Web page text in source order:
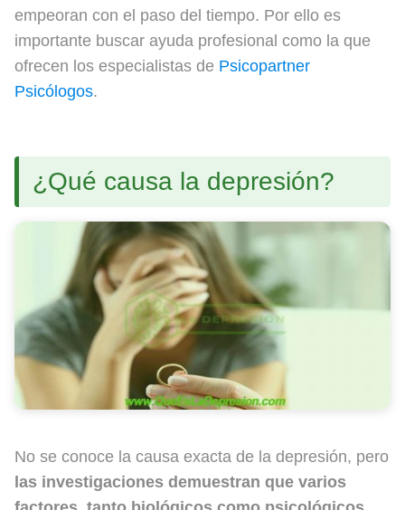
empeoran con el paso del tiempo. Por ello es
importante buscar ayuda profesional como la que
ofrecen los especialistas de Psicopartner
Psicólogos.
¿Qué causa la depresión?
No se conoce la causa exacta de la depresión, pero
las investigaciones demuestran que varios